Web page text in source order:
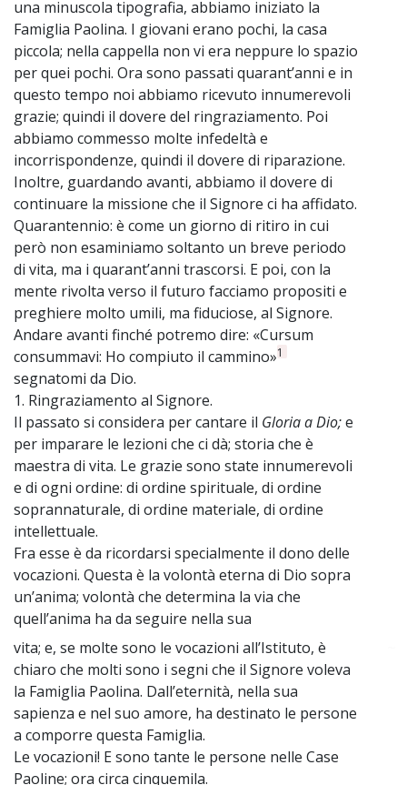
una minuscola tipografia, abbiamo iniziato la
Famiglia Paolina. I giovani erano pochi, la casa
piccola; nella cappella non vi era neppure lo spazio
per quei pochi. Ora sono passati quarant’anni e in
questo tempo noi abbiamo ricevuto innumerevoli
grazie; quindi il dovere del ringraziamento. Poi
abbiamo commesso molte infedeltà e
incorrispondenze, quindi il dovere di riparazione.
Inoltre, guardando avanti, abbiamo il dovere di
continuare la missione che il Signore ci ha affidato.
Quarantennio: è come un giorno di ritiro in cui
però non esaminiamo soltanto un breve periodo
di vita, ma i quarant’anni trascorsi. E poi, con la
mente rivolta verso il futuro facciamo propositi e
preghiere molto umili, ma fiduciose, al Signore.
Andare avanti finché potremo dire: «Cursum
consummavi: Ho compiuto il cammino»1
segnatomi da Dio.
1. Ringraziamento al Signore.
Il passato si considera per cantare il Gloria a Dio;e
per imparare le lezioni che ci dà; storia che è
maestra di vita. Le grazie sono state innumerevoli
e di ogni ordine: di ordine spirituale, di ordine
soprannaturale, di ordine materiale, di ordine
intellettuale.
Fra esse è da ricordarsi specialmente il dono delle
vocazioni. Questa è la volontà eterna di Dio sopra
un’anima; volontà che determina la via che
quell’anima ha da seguire nella sua
vita; e, se molte sono le vocazioni all’Istituto, è
chiaro che molti sono i segni che il Signore voleva
la Famiglia Paolina. Dall’eternità, nella sua
sapienza e nel suo amore, ha destinato le persone
a comporre questa Famiglia.
Le vocazioni! E sono tante le persone nelle Case
Paoline; ora circa cinquemila.